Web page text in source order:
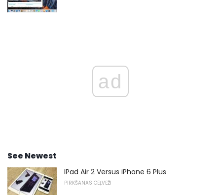
ad
See Newest
IPad Air 2 Versus iPhone 6 Plus
PIRKŠANAS CEĻVEŽI